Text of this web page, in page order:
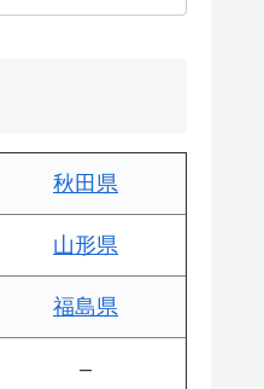
秋田県
山形県
福島県
–